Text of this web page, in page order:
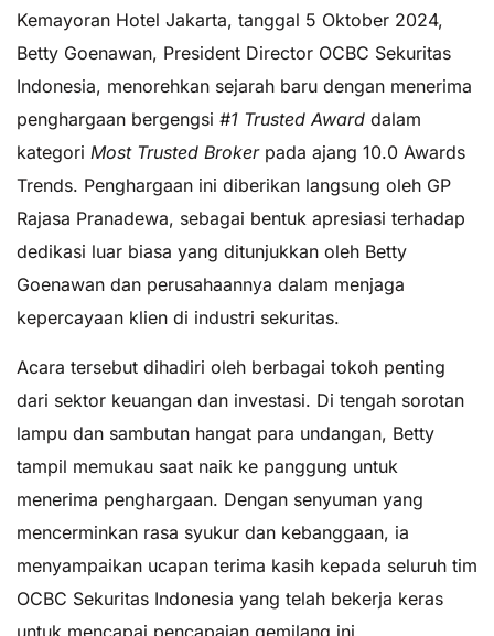
Kemayoran Hotel Jakarta, tanggal 5 Oktober 2024,
Betty Goenawan, President Director OCBC Sekuritas
Indonesia, menorehkan sejarah baru dengan menerima
penghargaan bergengsi #1 Trusted Award dalam
kategori Most Trusted Brokerpada ajang 10.0 Awards
Trends. Penghargaan ini diberikan langsung oleh GP
Rajasa Pranadewa, sebagai bentuk apresiasi terhadap
dedikasi luar biasa yang ditunjukkan oleh Betty
Goenawan dan perusahaannya dalam menjaga
kepercayaan klien di industri sekuritas.
Acara tersebut dihadiri oleh berbagai tokoh penting
dari sektor keuangan dan investasi. Di tengah sorotan
lampu dan sambutan hangat para undangan, Betty
tampil memukau saat naik ke panggung untuk
menerima penghargaan. Dengan senyuman yang
mencerminkan rasa syukur dan kebanggaan, ia
menyampaikan ucapan terima kasih kepada seluruh tim
OCBC Sekuritas Indonesia yang telah bekerja keras
untuk mencapai pencapaian gemilang ini.